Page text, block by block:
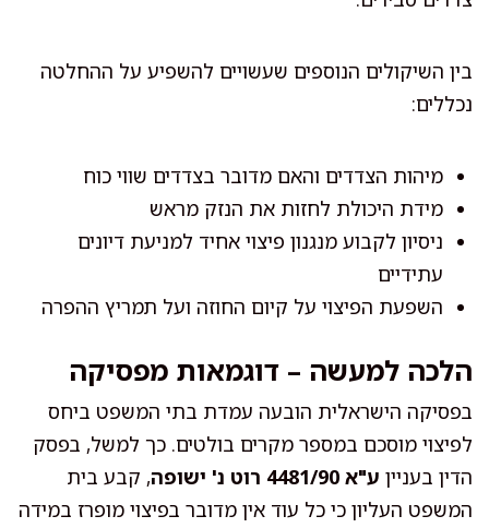
בין השיקולים הנוספים שעשויים להשפיע על ההחלטה
נכללים:
מיהות הצדדים והאם מדובר בצדדים שווי כוח
מידת היכולת לחזות את הנזק מראש
ניסיון לקבוע מנגנון פיצוי אחיד למניעת דיונים
עתידיים
השפעת הפיצוי על קיום החוזה ועל תמריץ ההפרה
הלכה למעשה – דוגמאות מפסיקה
בפסיקה הישראלית הובעה עמדת בתי המשפט ביחס
לפיצוי מוסכם במספר מקרים בולטים. כך למשל, בפסק
הדין בעניין ע"א 4481/90 רוט נ' ישופה
, קבע בית
המשפט העליון כי כל עוד אין מדובר בפיצוי מופרז במידה